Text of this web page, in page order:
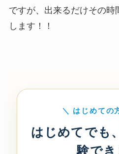
ですが、出来るだけその時
します！！
＼ はじめての
はじめてでも
験でき